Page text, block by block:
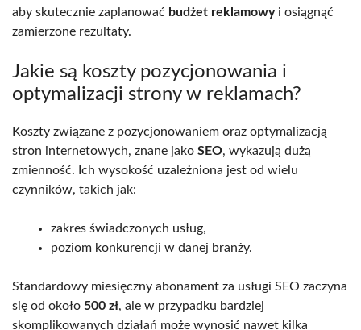
aby skutecznie zaplanować budżet reklamowyi osiągnąć
zamierzone rezultaty.
Jakie są koszty pozycjonowania i
optymalizacji strony w reklamach?
Koszty związane z pozycjonowaniem oraz optymalizacją
stron internetowych, znane jako SEO, wykazują dużą
zmienność. Ich wysokość uzależniona jest od wielu
czynników, takich jak:
zakres świadczonych usług,
poziom konkurencji w danej branży.
Standardowy miesięczny abonament za usługi SEO zaczyna
się od około 500 zł, ale w przypadku bardziej
skomplikowanych działań może wynosić nawet kilka